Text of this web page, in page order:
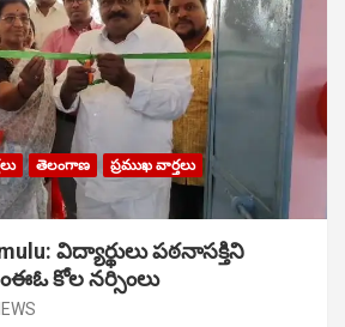
తెలంగాణ
ప్రముఖ వార్తలు
విద్యార్థులు పఠ‌నాసక్తిని
కోల నర్సింలు